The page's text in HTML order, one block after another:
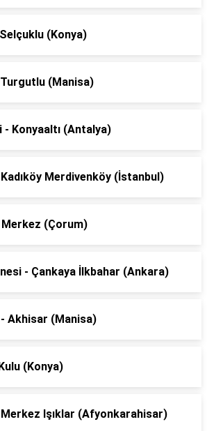
(Konya)
(Manisa)
- Konyaaltı (Antalya)
Merdivenköy (İstanbul)
(Çorum)
- Çankaya İlkbahar (Ankara)
Akhisar (Manisa)
(Konya)
Merkez Işıklar (Afyonkarahisar)